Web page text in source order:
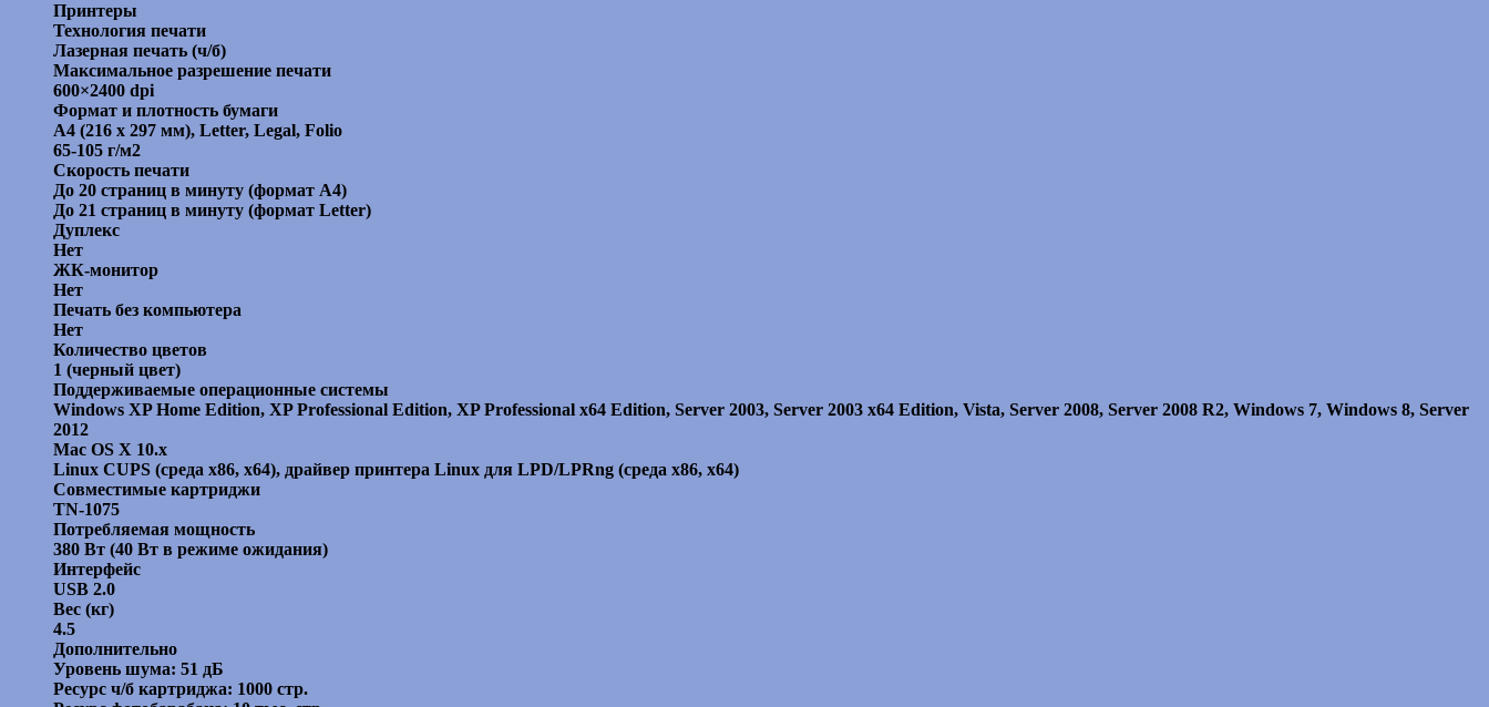
Принтеры
Технология печати
Лазерная печать (ч/б)
Максимальное разрешение печати
600×2400 dpi
Формат и плотность бумаги
А4 (216 x 297 мм), Letter, Legal, Folio
65-105 г/м2
Скорость печати
До 20 страниц в минуту (формат A4)
До 21 страниц в минуту (формат Letter)
Дуплекс
Нет
ЖК-монитор
Нет
Печать без компьютера
Нет
Количество цветов
1 (черный цвет)
Поддерживаемые операционные системы
Windows XP Home Edition, XP Professional Edition, XP Professional x64 Edition, Server 2003, Server 2003 x64 Edition, Vista, Server 2008, Server 2008 R2, Windows 7, Windows 8, Server
2012
Mac OS X 10.x
Linux CUPS (среда x86, x64), драйвер принтера Linux для LPD/LPRng (среда x86, x64)
Совместимые картриджи
TN-1075
Потребляемая мощность
380 Вт (40 Вт в режиме ожидания)
Интерфейс
USB 2.0
Вес (кг)
4.5
Дополнительно
Уровень шума: 51 дБ
Ресурс ч/б картриджа: 1000 стр.